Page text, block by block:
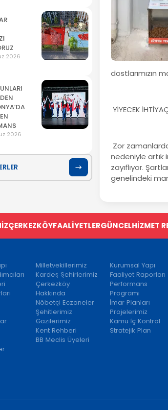
2026
2026
dostlarımızın
YİYECEK
Zor
nedeniyle artık
zayıflıyor.
genelindeki
ÇERKEZKÖYFAALİYETLERGÜNCELHİZMET
Milletvekillerimiz
Kardeş Şehirlerimiz
Çerkezköy
Hakkında
Nöbetçi Eczaneler
Şehitlerimiz
Gazilerimiz
Kent Rehberi
BB Meclis Üyeleri
Kurumsal Yapı
Faaliyet Raporları
Performans
Programı
İmar Planları
Projelerimiz
Kamu İç Kontrol
Stratejik Plan